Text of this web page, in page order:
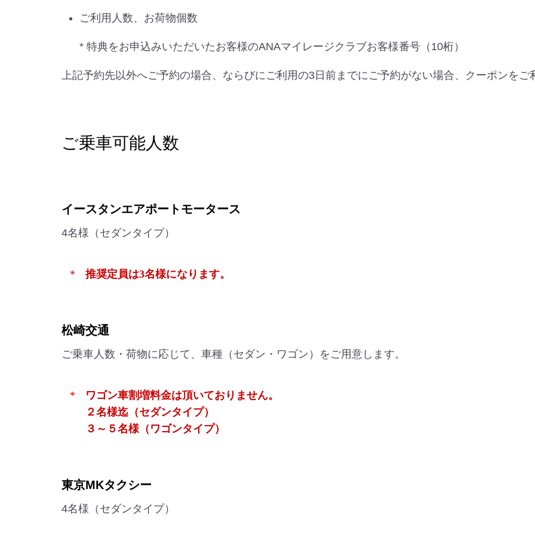
ご利用人数、お荷物個数
* 特典をお申込みいただいたお客様のANAマイレージクラブお客様番号（10桁）
上記予約先以外へご予約の場合、ならびにご利用の3日前までにご予約がない場合、クーポンをご
ご乗車可能人数
イースタンエアポートモータース
4名様（セダンタイプ）
推奨定員は3名様になります。
松崎交通
ご乗車人数・荷物に応じて、車種（セダン・ワゴン）をご用意します。
ワゴン車割増料金は頂いておりません。
２名様迄（セダンタイプ）
３～５名様（ワゴンタイプ）
東京MKタクシー
4名様（セダンタイプ）